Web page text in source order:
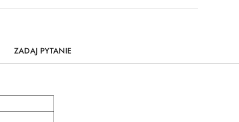
ZADAJ PYTANIE